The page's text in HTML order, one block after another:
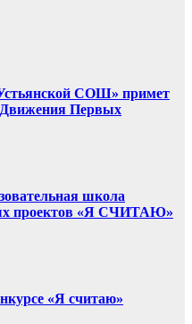
СОШ» примет
Движения Первых
школа
проектов «Я СЧИТАЮ»
«Я считаю»